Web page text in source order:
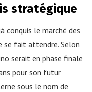
stratégique
conquis le marché des
se fait attendre. Selon
serait en phase finale
pour son futur
sous le nom de